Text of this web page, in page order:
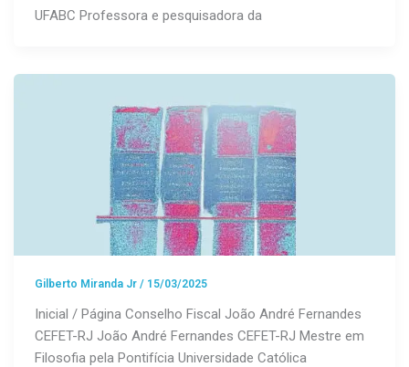
UFABC Professora e pesquisadora da
Gilberto Miranda Jr / 15/03/2025
Inicial / Página Conselho Fiscal João André Fernandes
CEFET-RJ João André Fernandes CEFET-RJ Mestre em
Filosofia pela Pontifícia Universidade Católica